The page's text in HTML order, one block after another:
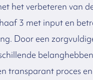
het verbeteren van
3 met input en
Door een
transparant proces